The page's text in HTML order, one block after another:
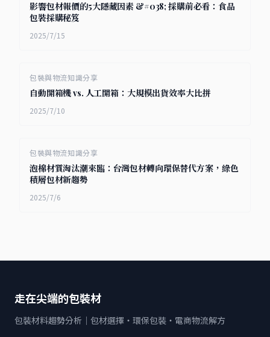
影響包材報價的5大隱藏因素 &#038; 採購前必看：食品
包裝採購秘笈
2025/7/15
包裝與物流知識分享
自動開箱機 vs. 人工開箱：大規模出貨效率大比拼
2025/7/10
包裝與物流知識分享
泡棉材質淘汰潮來臨：台灣包材轉向環保替代方案，綠色
積層包材新趨勢
2025/7/6
走在尖端的包裝材
包裝材料趨勢分析｜包材選擇・環保包裝・電商物流解方